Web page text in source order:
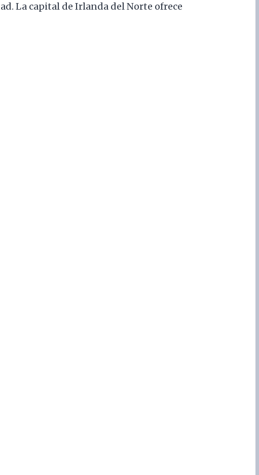
La capital de Irlanda del Norte ofrece